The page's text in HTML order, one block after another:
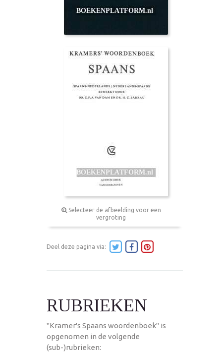
Selecteer de afbeelding voor een
vergroting
Deel deze pagina via:
RUBRIEKEN
"Kramer's Spaans woordenboek" is
opgenomen in de volgende
(sub-)rubrieken: